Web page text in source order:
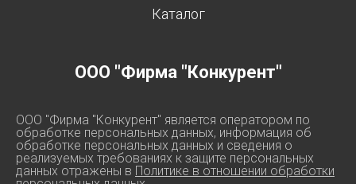
Каталог
ООО "Фирма "Конкурент"
ООО "Фирма "Конкурент" является оператором по
обработке персональных данных, информация об
обработке персональных данных и сведения о
реализуемых требованиях к защите персональных
данных отражены в Политике в отношении обработки